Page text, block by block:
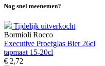
Nog snel meenemen?
Tijdelijk uitverkocht
Bormioli Rocco
Executive Proefglas Bier 26cl
tapmaat 15-20cl
€ 2,72